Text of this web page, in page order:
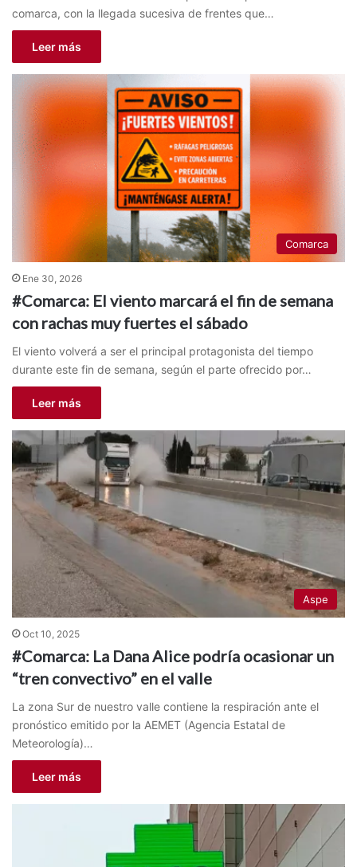
comarca, con la llegada sucesiva de frentes que…
Leer más
Comarca
Ene 30, 2026
#Comarca: El viento marcará el fin de semana
con rachas muy fuertes el sábado
El viento volverá a ser el principal protagonista del tiempo
durante este fin de semana, según el parte ofrecido por…
Leer más
Aspe
Oct 10, 2025
#Comarca: La Dana Alice podría ocasionar un
“tren convectivo” en el valle
La zona Sur de nuestro valle contiene la respiración ante el
pronóstico emitido por la AEMET (Agencia Estatal de
Meteorología)…
Leer más